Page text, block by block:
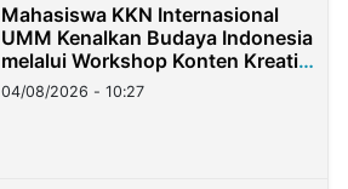
Mahasiswa KKN Internasional
UMM Kenalkan Budaya Indonesia
melalui Workshop Konten Kreatif
di Taiwan
04/08/2026 - 10:27